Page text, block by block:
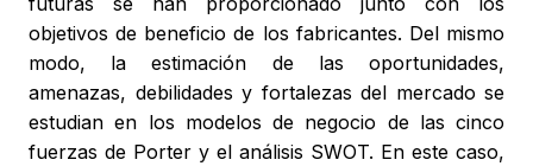
objetivos de beneficio de los fabricantes. Del mismo
modo, la estimación de las oportunidades,
amenazas, debilidades y fortalezas del mercado se
estudian en los modelos de negocio de las cinco
fuerzas de Porter y el análisis SWOT. En este caso,